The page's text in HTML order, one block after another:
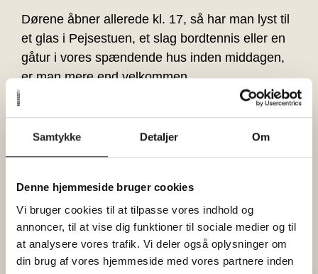
Samtykke Detaljer Om
Denne hjemmeside bruger cookies
Vi bruger cookies til at tilpasse vores indhold og
annoncer, til at vise dig funktioner til sociale medier og til
at analysere vores trafik. Vi deler også oplysninger om
din brug af vores hjemmeside med vores partnere inden
Dørene åbner allerede kl. 17, så har man lyst til
et glas i Pejsestuen, et slag bordtennis eller en
gåtur i vores spændende hus inden middagen,
er man mere end velkommen.
Ugens menu
tallerkenen? Menuen til fællesspisningen deles
på HøjhusetsFacebook– ogInstagram-profiler
onsdagen i ugen før arrangementet. Mandags-
middagen er grøn, og onsdags-middagen er
grønt med kød.